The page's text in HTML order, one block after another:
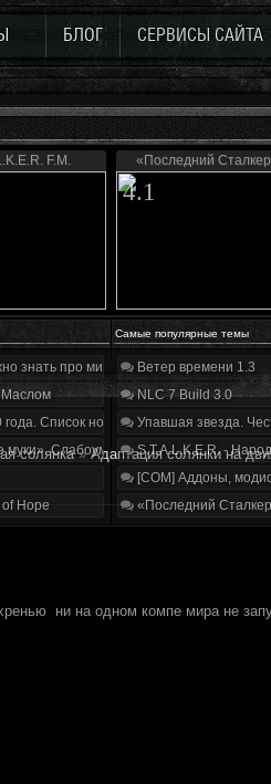
БЛОГ СЕРВИСЫ САЙТА
F.M. «Последний
4.1
Самые популярные темы
знать про мир, геймплей и сюжет |
Маслом
Список нововведений
Слабоумие и отвага
Hope
Ветер времени 1.3
NLC 7 Build 3.0
Упавшая звезда.
S.T.A.L.K.E.R. -
[COM] Аддоны,
«Последний
солянка » Адаптация солянки на
ни на одном компе мира не